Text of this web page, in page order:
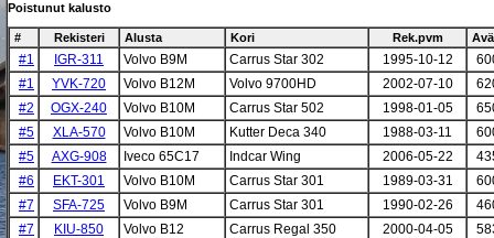
Poistunut kalusto
# Rekisteri Alusta Kori Rek.pvm
#1 IGR-311 Volvo B9M Carrus Star 302 1995-10-12
#1
YVK-720 Volvo B12M Volvo 9700HD 2002-07-10
#2
OGX-240 Volvo B10M Carrus Star 502 1998-01-05
#5
XLA-570 Volvo B10M Kutter Deca 340 1988-03-11
#5
AXG-908 Iveco 65C17 Indcar Wing 2006-05-22
#6
EKT-301 Volvo B10M Carrus Star 301 1989-03-31
#7
SFA-725 Volvo B9M Carrus Star 301 1990-02-26
#7
KIU-850 Volvo B12 Carrus Regal 350 2000-04-05